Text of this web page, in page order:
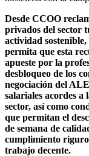
Desde CCOO
privados del sector
actividad
permita que esta
apueste por la
desbloqueo de los
negociación del
salariales acordes
sector, así como
que permitan el
de semana de
cumplimiento
trabajo decente.